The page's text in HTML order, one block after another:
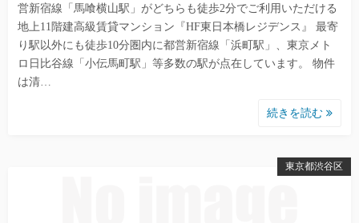
営新宿線「馬喰横山駅」がどちらも徒歩2分でご利用いただける
地上11階建高級賃貸マンション『HF東日本橋レジデンス』 最寄
り駅以外にも徒歩10分圏内に都営新宿線「浜町駅」、東京メト
ロ日比谷線「小伝馬町駅」等多数の駅が点在しています。 物件
は清…
続きを読む
東京都渋谷区